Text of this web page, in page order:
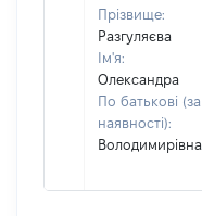
Прізвище:
Разгуляєва
Ім'я:
Олександра
По батькові (за
наявності):
Володимирівна